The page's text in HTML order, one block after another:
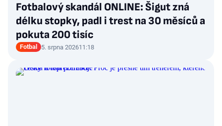
Fotbalový skandál ONLINE: Šigut zná
délku stopky, padl i trest na 30 měsíců a
pokuta 200 tisíc
Fotbal 5. srpna 202611:18